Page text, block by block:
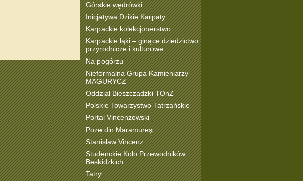
Górskie wędrówki
Inicjatywa Dzikie Karpaty
Karpackie kolekcjonerstwo
Karpackie łąki – ginące dziedzictwo
przyrodnicze i kulturowe
Na pogórzu
Nieformalna Grupa Kamieniarzy
MAGURYCZ
Oddział Bieszczadzki TOnZ
Polskie Towarzystwo Tatrzańskie
Portal Vincenzowski
Poze din Maramureş
Stanisław Vincenz
Studenckie Koło Przewodników
Beskidzkich
Tatry